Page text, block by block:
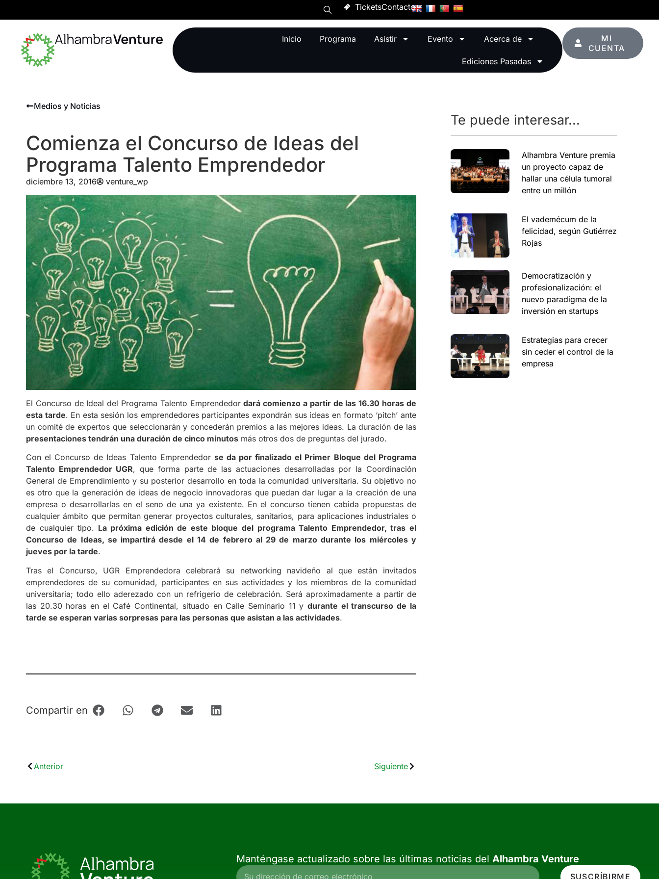
TicketsContacto
Inicio Programa Asistir Evento Acerca de
Ediciones Pasadas
MI
CUENTA
Medios y Noticias
Comienza el Concurso de Ideas del
Programa Talento Emprendedor
diciembre 13, 2016 venture_wp
El Concurso de Ideal del Programa Talento Emprendedordará comienzo a partir de las 16.30 horas de
esta tarde. En esta sesión los emprendedores participantes expondrán sus ideas en formato ‘pitch’ ante
un comité de expertos que seleccionarán y concederán premios a las mejores ideas. La duración de las
presentaciones tendrán una duración de cinco minutosmás otros dos de preguntas del jurado.
Con el Concurso de Ideas Talento Emprendedor se da por finalizado el Primer Bloque del Programa
Talento Emprendedor UGR, que forma parte de las actuaciones desarrolladas por la Coordinación
General de Emprendimiento y su posterior desarrollo en toda la comunidad universitaria. Su objetivo no
es otro que la generación de ideas de negocio innovadoras que puedan dar lugar a la creación de una
empresa o desarrollarlas en el seno de una ya existente. En el concurso tienen cabida propuestas de
cualquier ámbito que permitan generar proyectos culturales, sanitarios, para aplicaciones industriales o
de cualquier tipo. La próxima edición de este bloque del programa Talento Emprendedor, tras el
Concurso de Ideas, se impartirá desde el 14 de febrero al 29 de marzo durante los miércoles y
jueves por la tarde.
Tras el Concurso, UGR Emprendedora celebrará su networking navideño al que están invitados
emprendedores de su comunidad, participantes en sus actividades y los miembros de la comunidad
universitaria; todo ello aderezado con un refrigerio de celebración. Será aproximadamente a partir de
las 20.30 horas en el Café Continental, situado en Calle Seminario 11 ydurante el transcurso de la
tarde se esperan varias sorpresas para las personas que asistan a las actividades.
Compartir en
Anterior Siguiente
Te puede interesar...
Alhambra Venture premia
un proyecto capaz de
hallar una célula tumoral
entre un millón
El vademécum de la
felicidad, según Gutiérrez
Rojas
Democratización y
profesionalización: el
nuevo paradigma de la
inversión en startups
Estrategias para crecer
sin ceder el control de la
empresa
Manténgase actualizado sobre las últimas noticias del Alhambra Venture
SUSCRÍBIRME